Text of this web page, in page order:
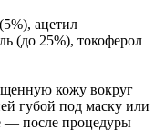
ацетил
(до 25%), токоферол
кожу вокруг
губой под маску или
— после процедуры